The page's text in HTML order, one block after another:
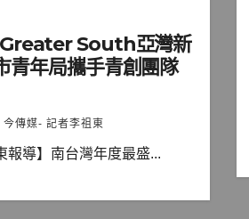
Greater South亞灣新
青年局攜手青創團隊
今傳媒- 記者李祖東
報導】南台灣年度最盛...